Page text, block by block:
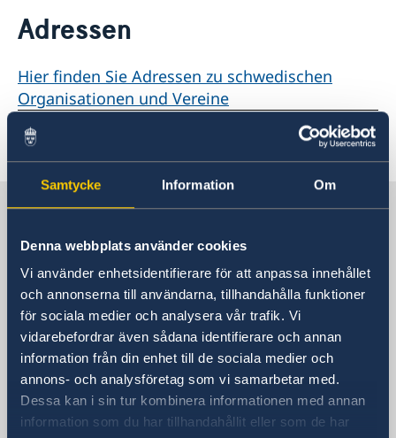
Samtycke Information Om
Denna webbplats använder cookies
Vi använder enhetsidentifierare för att anpassa innehållet
och annonserna till användarna, tillhandahålla funktioner
för sociala medier och analysera vår trafik. Vi
vidarebefordrar även sådana identifierare och annan
information från din enhet till de sociala medier och
annons- och analysföretag som vi samarbetar med.
Dessa kan i sin tur kombinera informationen med annan
information som du har tillhandahållit eller som de har
Geänderte Öffnungszeiten
Veranstaltungen
Stellenanzeigen der Botschaft
Kontakt & Öffnungszeiten
Unsere Konsulate
Ansprechpartner für die Medien
Soziale Medien und Newsletter
Über uns
Die Schwedische Botschaft: Das Gebäude
Die Botschafterin
Schweden in Deutschland
Business Sweden
Schwedische Handelskammer und Unternehmen
AllBright Stiftung
Freundschaftsvereine
Lektorate für Schwedisch in Deutschland
Schulen
Schwedisch einkaufen
Deutschland in Schweden
Adressen
Hier finden Sie Adressen zu schwedischen
Organisationen und Vereine
Letzte Aktualisierung 02 März 2022, 12.01
Schweden in Deutschland
Schwedische Botschaft
BESUCHSADRESSE
Rauchstraße 1
10787 Berlin
Postanschrift
Schwedische Botschaft
Rauchstraße 1